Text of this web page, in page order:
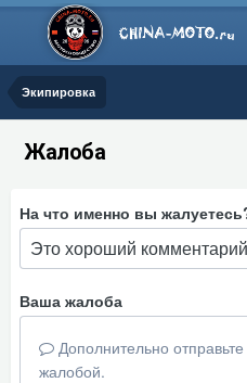
Экипировка
Жалоба
На что именно вы
Ваша жалоба
Дополнительно
жалобой.